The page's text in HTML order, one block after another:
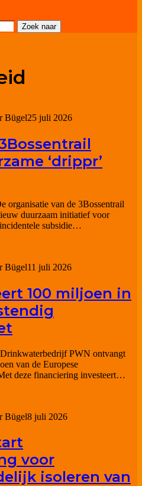
Zoek naar
Bügel25 juli 2026
‘drippr’
van de 3Bossentrail
duurzaam initiatief voor
subsidie…
Bügel11 juli 2026
100 miljoen in
PWN ontvangt
van de Europese
deze financiering investeert…
Bügel8 juli 2026
voor
isoleren van